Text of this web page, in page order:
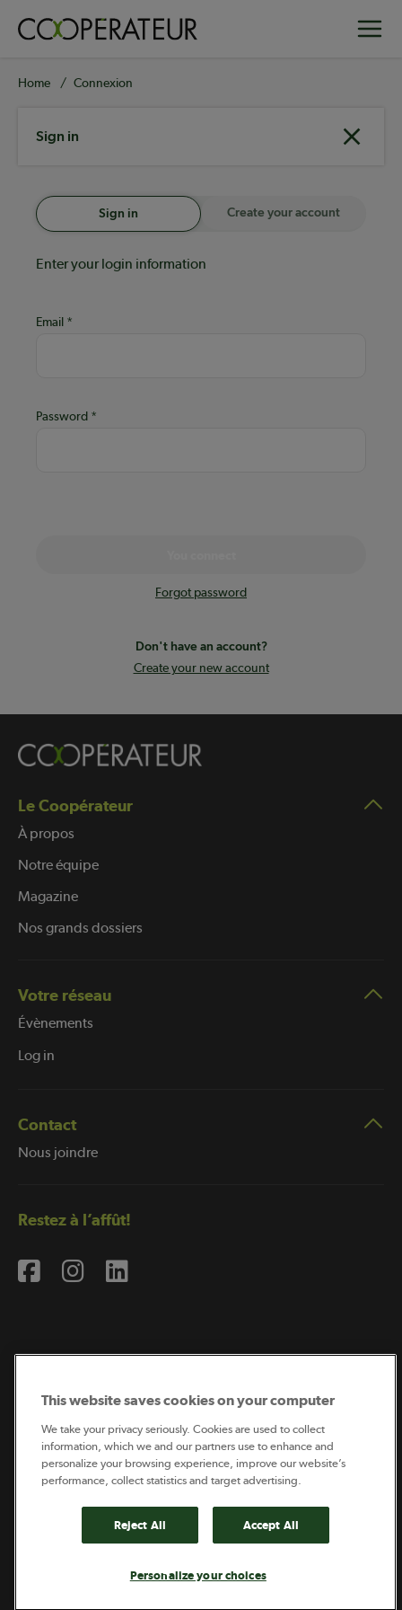
content
Breadcrumb
Home Connexion
Sign in
Sign in Create your account
Enter your login information
Email
Password
Forgot password
Don't have an account?
Create your new account
Le Coopérateur
À propos
Notre équipe
Magazine
Nos grands dossiers
Votre réseau
Évènements
Log in
Contact
Nous joindre
Restez à l’affût!
Coopérateur est publié par Sollio Groupe Coopératif.
Il est l’outil d’information de la coopération agricole
québécoise.
This website saves cookies on your computer
We take your privacy seriously. Cookies are used to collect
information, which we and our partners use to enhance and
personalize your browsing experience, improve our website’s
performance, collect statistics and target advertising.
Reject All Accept All
Personalize your choices